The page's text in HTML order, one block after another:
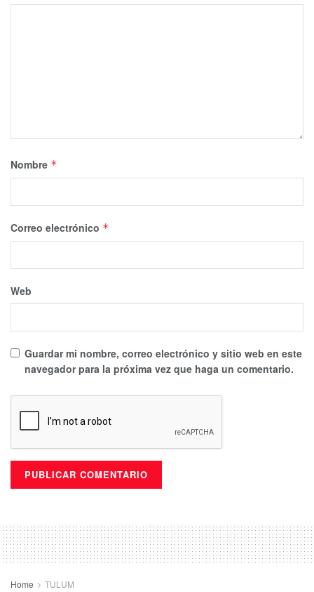
Nombre *
Correo electrónico *
Web
Guardar mi nombre, correo electrónico y sitio web en este
navegador para la próxima vez que haga un comentario.
Home TULUM